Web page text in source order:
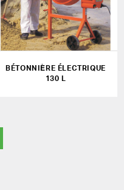
BÉTONNIÈRE ÉLECTRIQUE
130 L